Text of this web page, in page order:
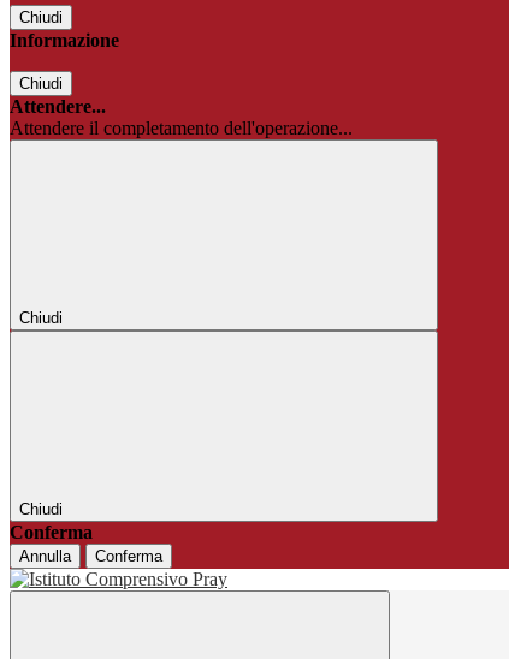
Chiudi
Informazione
Chiudi
Attendere...
Attendere il completamento dell'operazione...
Chiudi
Chiudi
Conferma
Annulla Conferma